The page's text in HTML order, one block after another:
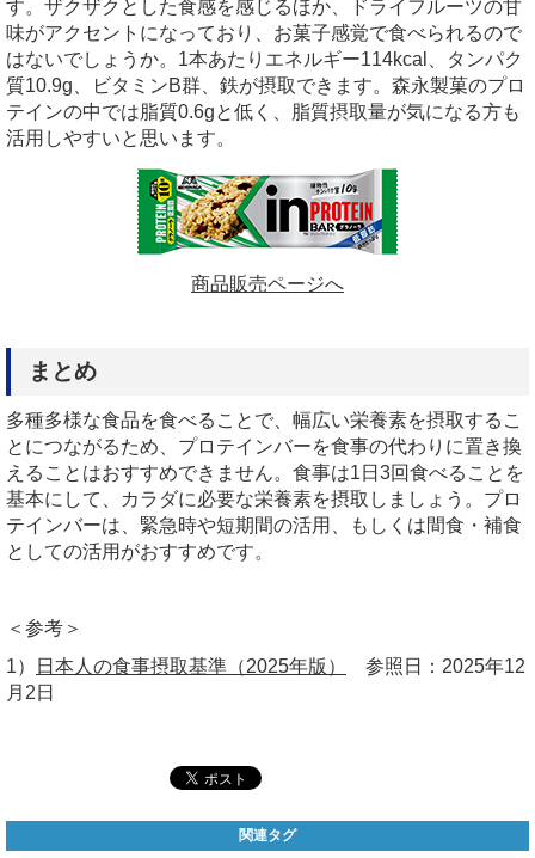
す。ザクザクとした食感を感じるほか、ドライフルーツの甘
味がアクセントになっており、お菓子感覚で食べられるので
はないでしょうか。 1本あたりエネルギー114kcal
、タンパク
質10.9g 、ビタミンB群、鉄が摂取できます。森永製菓のプロ
テインの中では脂質0.6gと低く、脂質摂取量が気になる方も
活用しやすいと思います。
商品販売ページへ
まとめ
多種多様な食品を食べることで、幅広い栄養素を摂取するこ
とにつながるため、プロテインバーを食事の代わりに置き換
えることはおすすめできません。食事は1 日 3回食べることを
基本にして、カラダに必要な栄養素を摂取しましょう。プロ
テインバーは、緊急時や短期間の活用、もしくは間食・補食
としての活用がおすすめです。
＜参考＞
1） 日本人の食事摂取基準（2025年版） 参照日： 2025年12
月 2 日
関連タグ